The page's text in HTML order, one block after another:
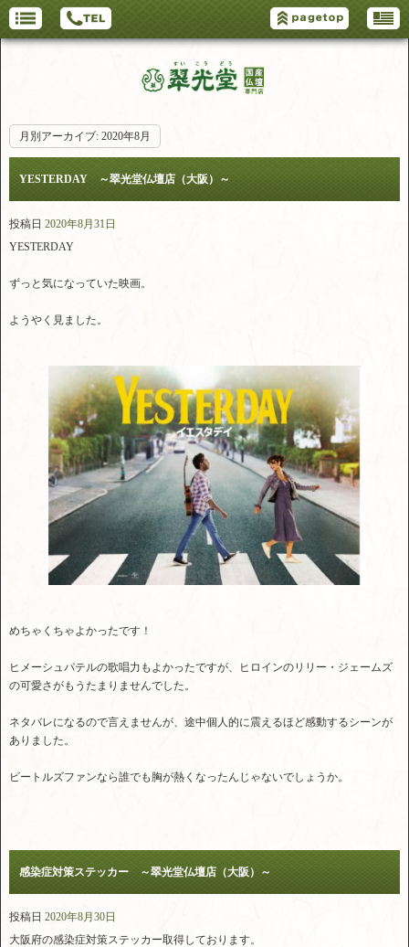
月別アーカイブ: 2020年8月
YESTERDAY ～翠光堂仏壇店（大阪）～
投稿日 2020年8月31日
YESTERDAY
ずっと気になっていた映画。
ようやく見ました。
めちゃくちゃよかったです！
ヒメーシュパテルの歌唱力もよかったですが、ヒロインのリリー・ジェームズ
の可愛さがもうたまりませんでした。
ネタバレになるので言えませんが、途中個人的に震えるほど感動するシーンが
ありました。
ビートルズファンなら誰でも胸が熱くなったんじゃないでしょうか。
感染症対策ステッカー ～翠光堂仏壇店（大阪）～
投稿日 2020年8月30日
大阪府の感染症対策ステッカー取得しております。